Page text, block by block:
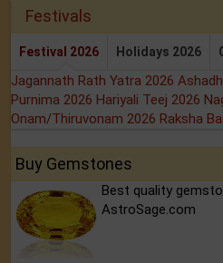
Festivals
Festival 2026 Holidays 2026
Jagannath Rath Yatra 2026
Purnima 2026 Hariyali Teej 2026
Onam/Thiruvonam 2026 Raksha
Buy Gemstones
Best quality
AstroSage.com